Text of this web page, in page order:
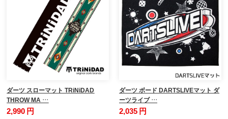
ダーツ スローマット TRiNiDAD
THROW MA …
2,990 円
ダーツ ボード DARTSLIVEマット ダ
ーツライブ …
2,035 円